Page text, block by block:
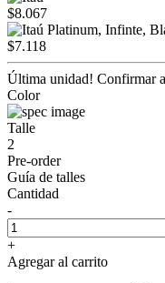
$8.067
$7.118
Última unidad! Confirmar
Color
Talle
2
Pre-order
Guía de talles
Cantidad
-
+
Agregar al carrito